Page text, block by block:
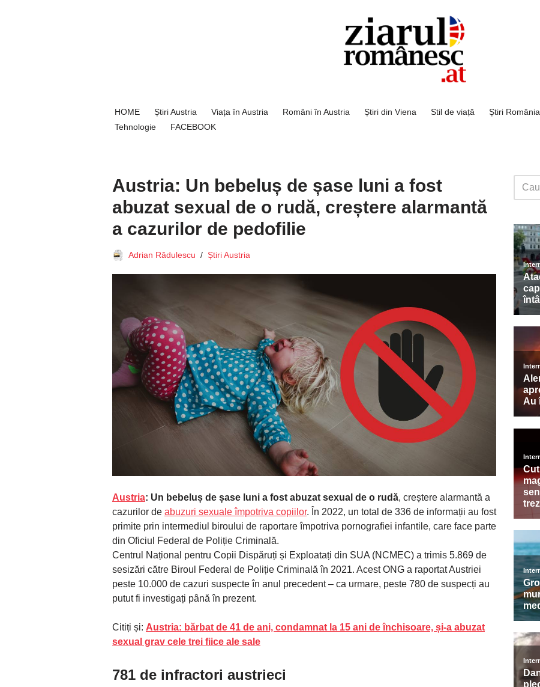
HOME Știri Austria Viața în Austria Români în Austria Știri din Viena Stil de viață Știri România
Tehnologie
FACEBOOK
Austria: Un bebeluș de șase luni a fost
abuzat sexual de o rudă, creștere alarmantă
a cazurilor de pedofilie
Adrian Rădulescu Știri Austria
Austria: Un bebeluș de șase luni a fost abuzat sexual de o rudă, creștere alarmantă a
cazurilor de abuzuri sexuale împotriva copiilor. În 2022, un total de 336 de informații au fost
primite prin intermediul biroului de raportare împotriva pornografiei infantile, care face parte
din Oficiul Federal de Poliție Criminală.
Centrul Național pentru Copii Dispăruți și Exploatați din SUA (NCMEC) a trimis 5.869 de
sesizări către Biroul Federal de Poliție Criminală în 2021. Acest ONG a raportat Austriei
peste 10.000 de cazuri suspecte în anul precedent – ca urmare, peste 780 de suspecți au
putut fi investigați până în prezent.
Citiți și: Austria: bărbat de 41 de ani, condamnat la 15 ani de închisoare, și-a abuzat
sexual grav cele trei fiice ale sale
781 de infractori austrieci